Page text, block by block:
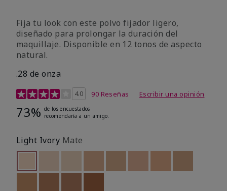
Fija tu look con este polvo fijador ligero,
diseñado para prolongar la duración del
maquillaje. Disponible en 12 tonos de aspecto
natural.
.28 de onza
Calificación de clientes de 3,9 de 5
4.0 90 Reseñas Escribir una opinión
73% de los encuestados
recomendaría a un amigo.
Light Ivory Mate
seleccionado
Out of stock